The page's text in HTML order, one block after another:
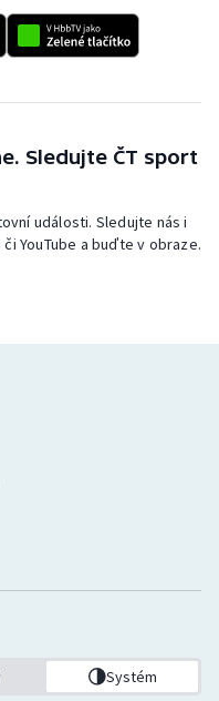
Sledujte ČT sport
události. Sledujte nás i
YouTube a buďte v obraze.
Systém